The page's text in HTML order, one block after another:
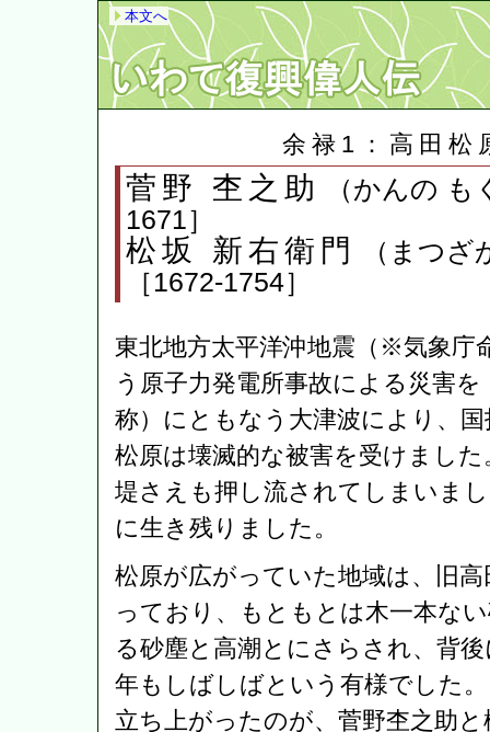
本文へ
余禄1：高田松
菅野 杢之助
（かんの
1671］
松坂 新右衛門
（まつ
［1672-1754］
東北地方太平洋沖地震（※気象庁
う原子力発電所事故による災害
称）にともなう大津波により、
松原は壊滅的な被害を受けまし
堤さえも押し流されてしまいま
に生き残りました。
松原が広がっていた地域は、旧
っており、もともとは木一本な
る砂塵と高潮とにさらされ、背
年もしばしばという有様でした
立ち上がったのが、菅野杢之助